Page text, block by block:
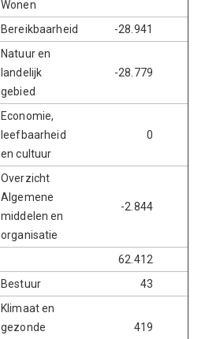
Wonen
Bereikbaarheid -28.941
Natuur en
landelijk
gebied
-28.779
Economie,
leefbaarheid
en cultuur
0
Overzicht
Algemene
middelen en
organisatie
-2.844
62.412
Bestuur 43
Klimaat en
gezonde
419